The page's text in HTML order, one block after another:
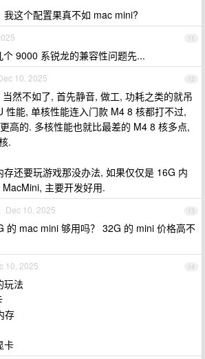
我这个配置果真不如 mac mini?
11
个 9000 系锐龙的兼容性问题先...
12
10, 2025
然不如了, 首先静音, 做工, 功耗之类的就吊
性能, 单核性能连入门款 M4 8 核都打不过,
高的. 多核性能也就比最差的 M4 8 核多点,
.
存还要玩游戏那没办法, 如果仅仅是 16G 内
主要开发好用.
13
Dec 10, 2025
的 mac mini 够用吗？ 32G 的 mini 价格高不
14
10, 2025
玩法
存
卡